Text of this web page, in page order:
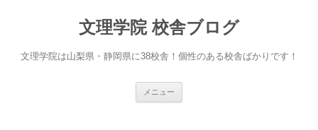
文理学院 校舎ブログ
文理学院は山梨県・静岡県に38校舎！個性のある校舎ばかりです！
メニュー